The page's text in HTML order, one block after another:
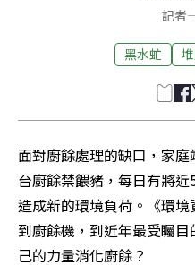
記者
黑水虻
面對廚餘處理的缺口，家
台廚餘禁餵豬，每日有將近
造成新的環境負荷。《環
到廚餘機，到近年最受矚
己的力量消化廚餘？